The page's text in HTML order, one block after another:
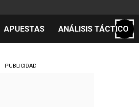
APUESTAS ANÁLISIS TÁCTICO
PUBLICIDAD